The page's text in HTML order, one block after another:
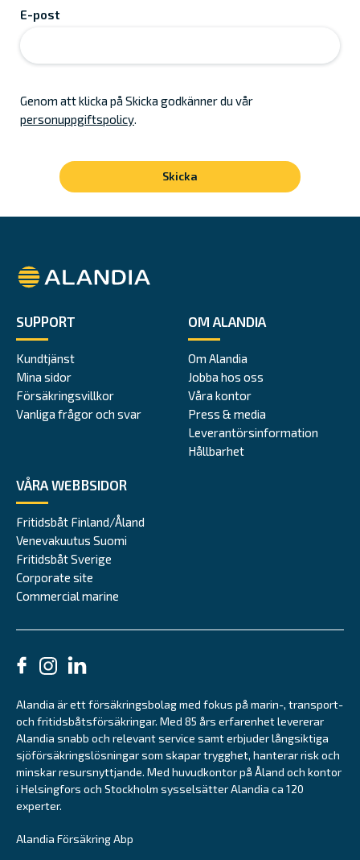
E-post
Genom att klicka på Skicka godkänner du vår
personuppgiftspolicy.
Alandia
SUPPORT
Kundtjänst
Mina sidor
Försäkringsvillkor
Vanliga frågor och svar
OM ALANDIA
Om Alandia
Jobba hos oss
Våra kontor
Press & media
Leverantörsinformation
Hållbarhet
VÅRA WEBBSIDOR
Fritidsbåt Finland/Åland
Venevakuutus Suomi
Fritidsbåt Sverige
Corporate site
Commercial marine
Alandia är ett försäkringsbolag med fokus på marin-, transport-
och fritidsbåtsförsäkringar. Med 85 års erfarenhet levererar
Alandia snabb och relevant service samt erbjuder långsiktiga
sjöförsäkringslösningar som skapar trygghet, hanterar risk och
minskar resursnyttjande. Med huvudkontor på Åland och kontor
i Helsingfors och Stockholm sysselsätter Alandia ca 120
experter.
Alandia Försäkring Abp